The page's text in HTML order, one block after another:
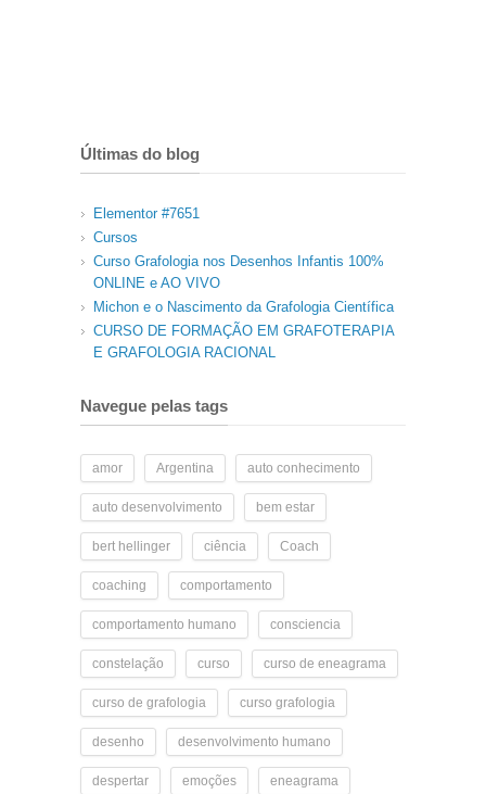
Últimas do blog
Elementor #7651
Cursos
Curso Grafologia nos Desenhos Infantis 100%
ONLINE e AO VIVO
Michon e o Nascimento da Grafologia Científica
CURSO DE FORMAÇÃO EM GRAFOTERAPIA
E GRAFOLOGIA RACIONAL
Navegue pelas tags
amor Argentina auto conhecimento
auto desenvolvimento bem estar
bert hellinger ciência Coach
coaching comportamento
comportamento humano consciencia
constelação curso curso de eneagrama
curso de grafologia curso grafologia
desenho desenvolvimento humano
despertar emoções eneagrama